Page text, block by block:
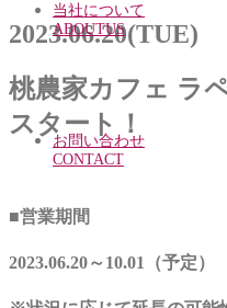
当社について
ABOUTUS
お問い合わせ
CONTACT
2023.06.20(TUE)
桃農家カフェ ラ
スタート！
■営業期間
2023.06.20～10.01（予定）